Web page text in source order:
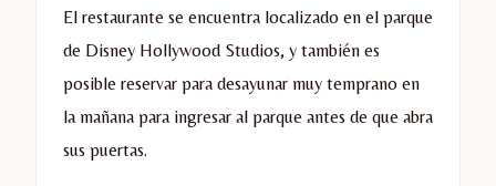
El restaurante se encuentra localizado en el parque
de Disney Hollywood Studios, y también es
posible reservar para desayunar muy temprano en
la mañana para ingresar al parque antes de que abra
sus puertas.